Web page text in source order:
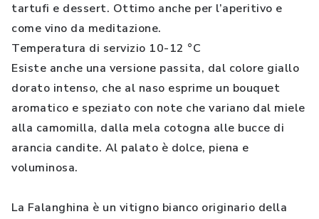
tartufi e dessert. Ottimo anche per l’aperitivo e
come vino da meditazione.
Temperatura di servizio 10-12 °C
Esiste anche una versione passita, dal colore giallo
dorato intenso, che al naso esprime un bouquet
aromatico e speziato con note che variano dal miele
alla camomilla, dalla mela cotogna alle bucce di
arancia candite. Al palato è dolce, piena e
voluminosa.
La Falanghina è un vitigno bianco originario della